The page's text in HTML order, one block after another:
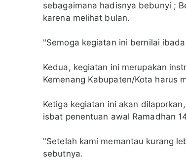
sebagaimana hadisnya bebunyi ;
karena melihat bulan.
"Semoga kegiatan ini bernilai
Kedua, kegiatan ini merupakan
Kemenang Kabupaten/Kota harus
Ketiga kegiatan ini akan
isbat penentuan awal Ramadhan
"Setelah kami memantau kurang
sebutnya.